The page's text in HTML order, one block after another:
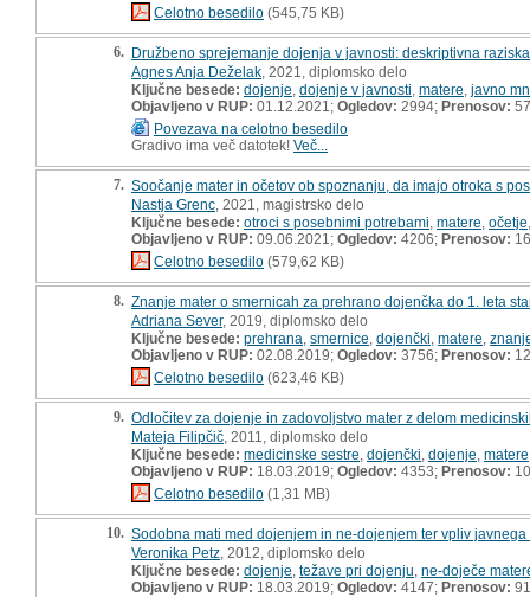
Celotno besedilo (545,75 KB)
6. Družbeno sprejemanje dojenja v javnosti: deskriptivna
Agnes Anja Deželak , 2021, diplomsko delo
Ključne besede: dojenje dojenje v javnosti matere javno
Objavljeno v RUP: 01.12.2021; Ogledov: 2994; Prenosov: 57
Povezava na celotno besedilo
Gradivo ima več datotek! Več...
7. Soočanje mater in očetov ob spoznanju, da imajo otroka s
Nastja Grenc , 2021, magistrsko delo
Ključne besede: otroci s posebnimi potrebami matere očetje
Objavljeno v RUP: 09.06.2021; Ogledov: 4206; Prenosov:
Celotno besedilo (579,62 KB)
8. Znanje mater o smernicah za prehrano dojenčka do 1. leta
Adriana Sever, 2019, diplomsko delo
Ključne besede: prehrana smernice dojenčki matere
Objavljeno v RUP: 02.08.2019; Ogledov: 3756; Prenosov:
Celotno besedilo (623,46 KB)
9. Odločitev za dojenje in zadovoljstvo mater z delom
Mateja Filipčič , 2011, diplomsko delo
Ključne besede: medicinske sestre dojenčki dojenje matere
Objavljeno v RUP: 18.03.2019; Ogledov: 4353; Prenosov:
Celotno besedilo (1,31 MB)
10. Sodobna mati med dojenjem in ne-dojenjem ter vpliv
Veronika Petz , 2012, diplomsko delo
Ključne besede: dojenje težave pri dojenju ne-doječe
Objavljeno v RUP: 18.03.2019; Ogledov: 4147; Prenosov: 91